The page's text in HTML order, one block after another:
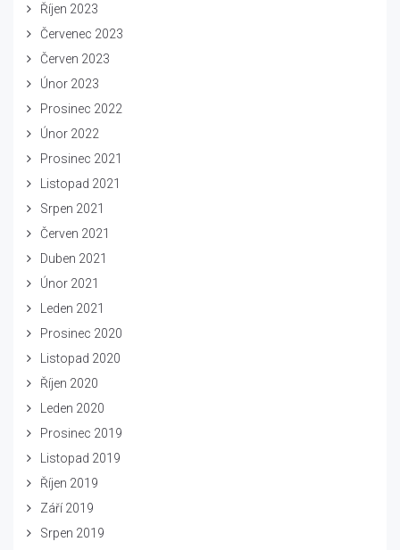
Říjen 2023
Červenec 2023
Červen 2023
Únor 2023
Prosinec 2022
Únor 2022
Prosinec 2021
Listopad 2021
Srpen 2021
Červen 2021
Duben 2021
Únor 2021
Leden 2021
Prosinec 2020
Listopad 2020
Říjen 2020
Leden 2020
Prosinec 2019
Listopad 2019
Říjen 2019
Září 2019
Srpen 2019